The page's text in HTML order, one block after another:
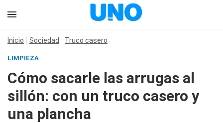
Inicio Sociedad Truco casero
LIMPIEZA
Cómo sacarle las arrugas al
sillón: con un truco casero y
una plancha